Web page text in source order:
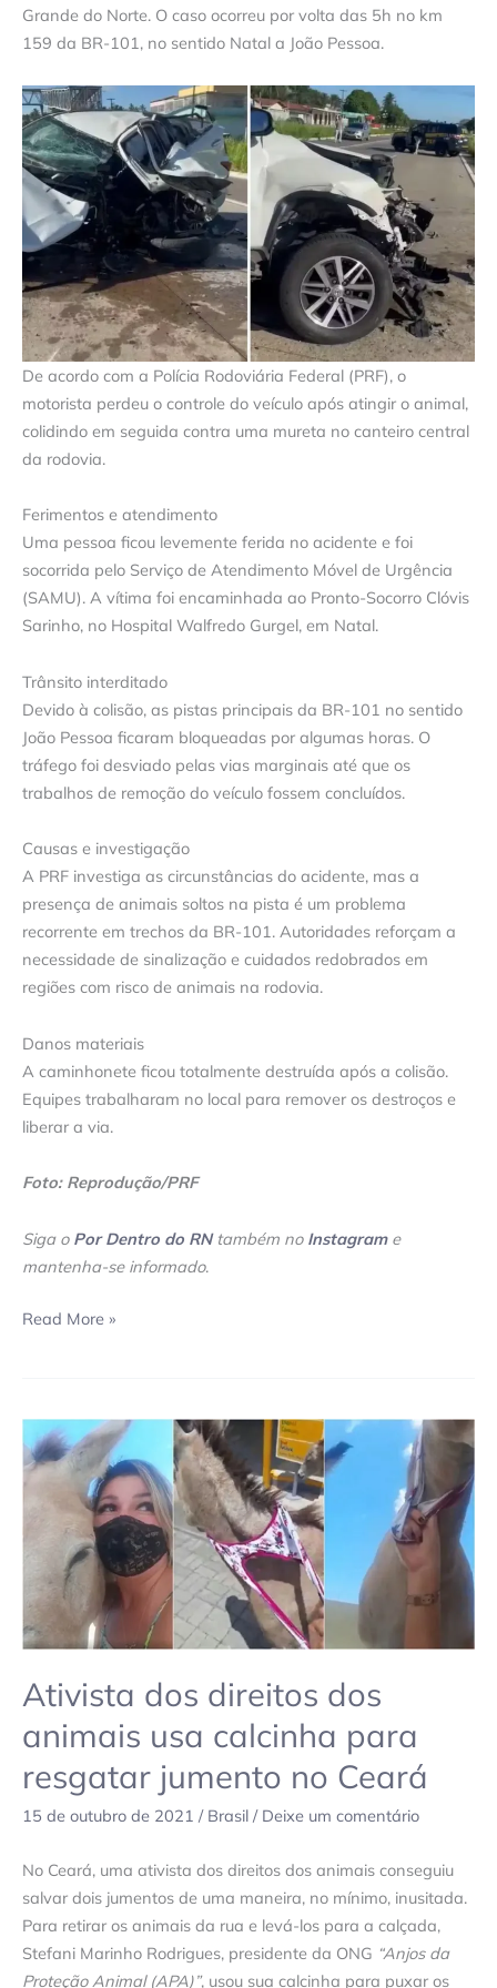
Grande do Norte. O caso ocorreu por volta das 5h no km
159 da BR-101, no sentido Natal a João Pessoa.
De acordo com a Polícia Rodoviária Federal (PRF), o
motorista perdeu o controle do veículo após atingir o animal,
colidindo em seguida contra uma mureta no canteiro central
da rodovia.
Ferimentos e atendimento
Uma pessoa ficou levemente ferida no acidente e foi
socorrida pelo Serviço de Atendimento Móvel de Urgência
(SAMU). A vítima foi encaminhada ao Pronto-Socorro Clóvis
Sarinho, no Hospital Walfredo Gurgel, em Natal.
Trânsito interditado
Devido à colisão, as pistas principais da BR-101 no sentido
João Pessoa ficaram bloqueadas por algumas horas. O
tráfego foi desviado pelas vias marginais até que os
trabalhos de remoção do veículo fossem concluídos.
Causas e investigação
A PRF investiga as circunstâncias do acidente, mas a
presença de animais soltos na pista é um problema
recorrente em trechos da BR-101. Autoridades reforçam a
necessidade de sinalização e cuidados redobrados em
regiões com risco de animais na rodovia.
Danos materiais
A caminhonete ficou totalmente destruída após a colisão.
Equipes trabalharam no local para remover os destroços e
liberar a via.
Foto: Reprodução/PRF
Siga o Por Dentro do RNtambém no Instagrame
mantenha-se informado.
Read More »
Ativista dos direitos dos
animais usa calcinha para
resgatar jumento no Ceará
15 de outubro de 2021 / Brasil / Deixe um comentário
No Ceará, uma ativista dos direitos dos animais conseguiu
salvar dois jumentos de uma maneira, no mínimo, inusitada.
Para retirar os animais da rua e levá-los para a calçada,
Stefani Marinho Rodrigues, presidente da ONG “Anjos da
Proteção Animal (APA)”, usou sua calcinha para puxar os
Ativista
dos
direitos
animais
calcinha
para
resgatar
jumento
no
Ceará